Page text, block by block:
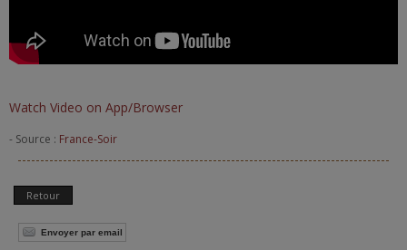
Watch Video on App/Browser
- Source : France-Soir
Retour
Envoyer par email